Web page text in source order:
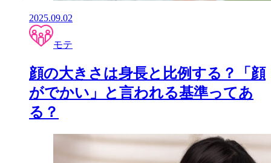
2025.09.02
モテ
顔の大きさは身長と比例する？「顔
がでかい」と言われる基準ってあ
る？